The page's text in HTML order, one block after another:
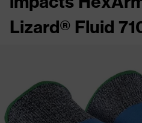
Lizard® Fluid